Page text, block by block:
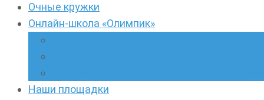
Очные кружки
Онлайн-школа «Олимпик»
Наши площадки